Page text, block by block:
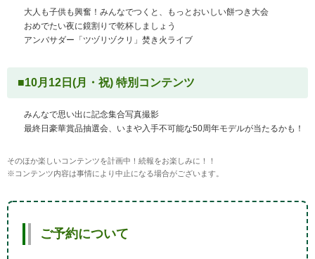
大人も子供も興奮！みんなでつくと、もっとおいしい餅つき大会
おめでたい夜に鏡割りで乾杯しましょう
アンバサダー「ツヅリヅクリ」焚き火ライブ
■10月12日(月・祝) 特別コンテンツ
みんなで思い出に記念集合写真撮影
最終日豪華賞品抽選会、いまや入手不可能な50周年モデルが当たるかも！
そのほか楽しいコンテンツを計画中！続報をお楽しみに！！
※コンテンツ内容は事情により中止になる場合がございます。
ご予約について